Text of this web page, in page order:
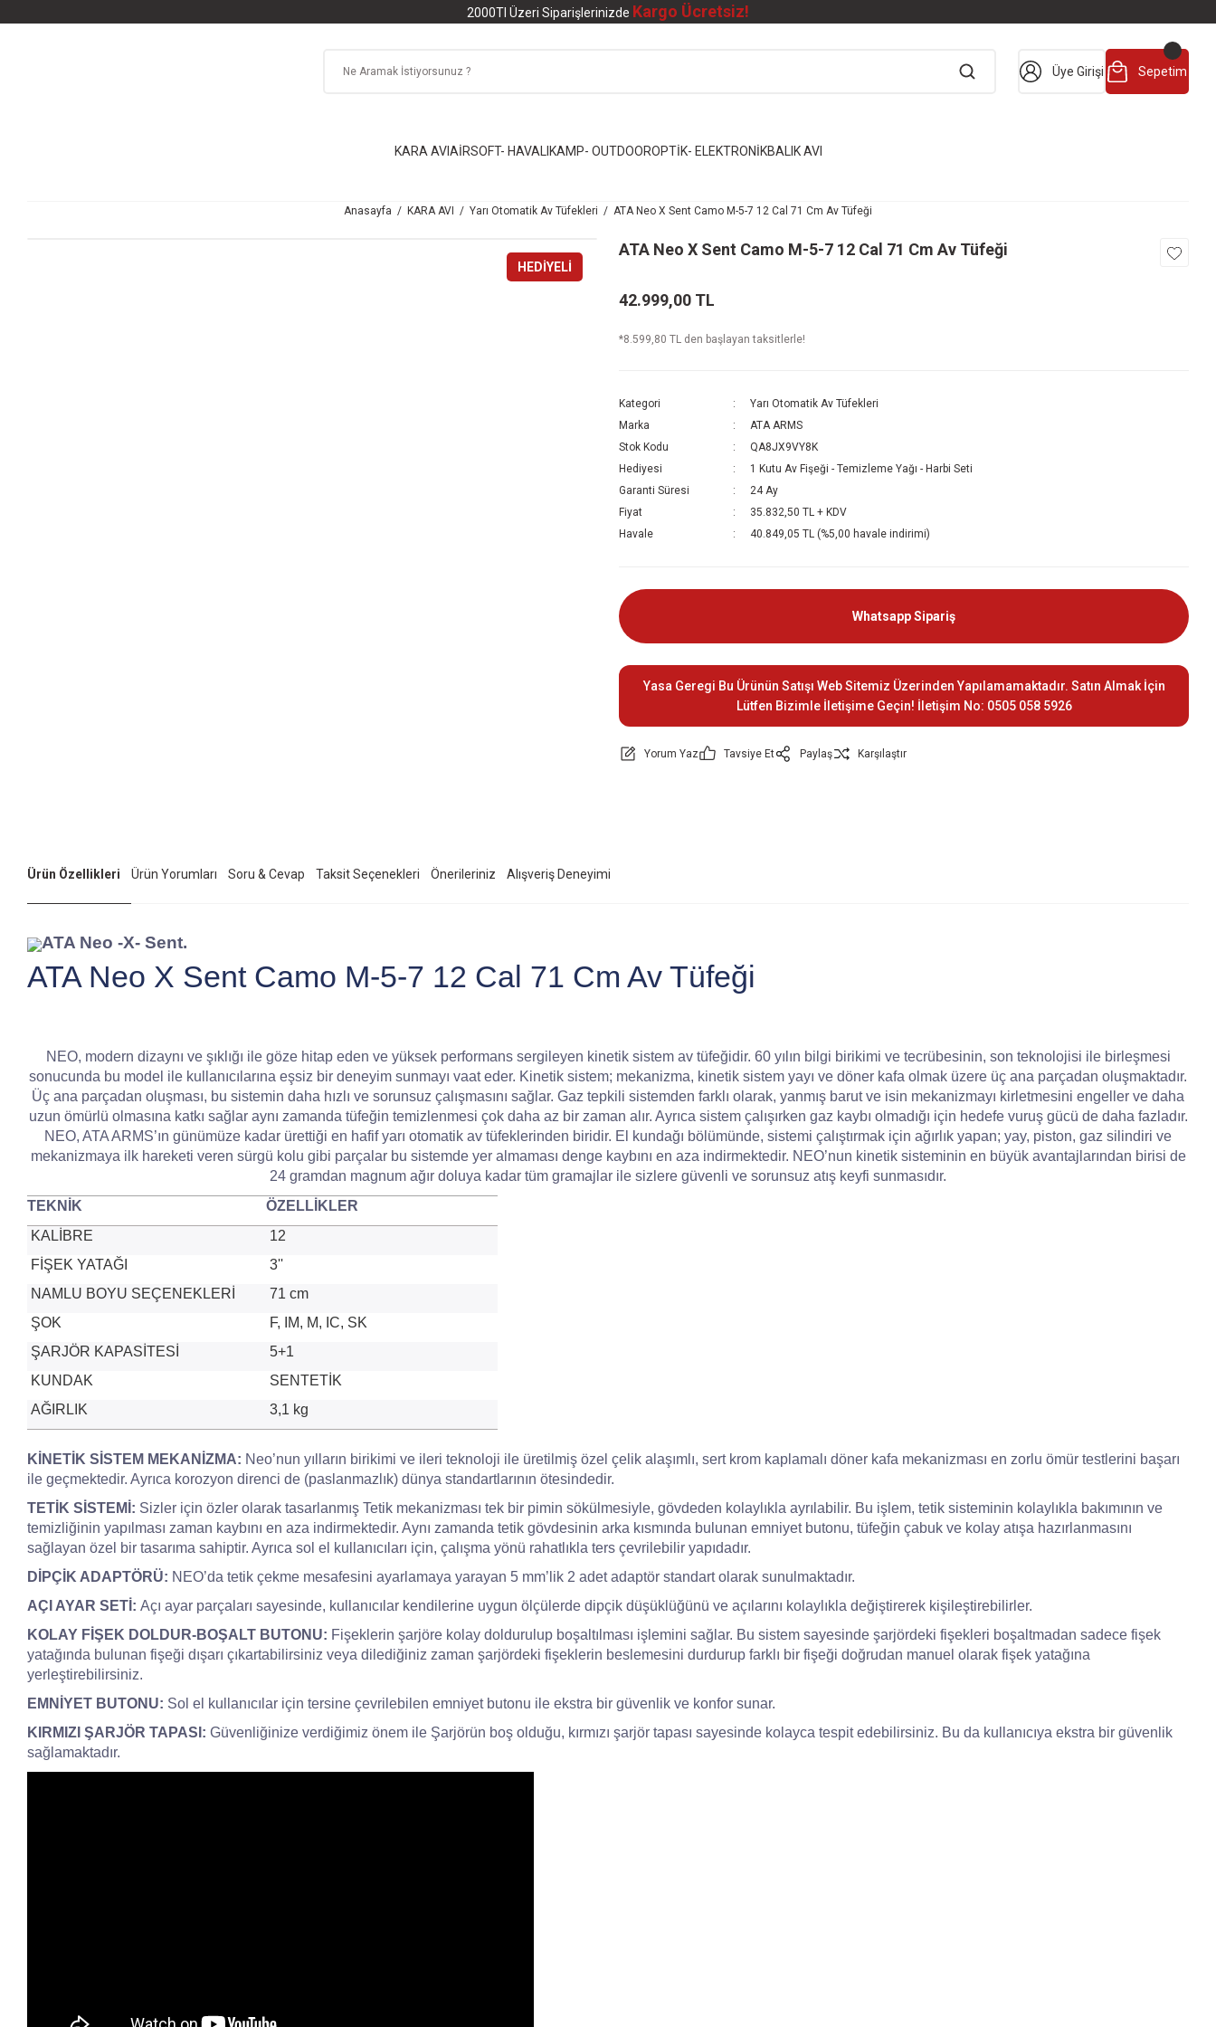
2000Tl Üzeri Siparişlerinizde Kargo Ücretsiz!
Üye Girişi Sepetim
KARA AVIAİRSOFT- HAVALI KAMP- OUTDOOROPTİK- ELEKTRONİKBALIK AVI
Anasayfa KARA AVI Yarı Otomatik Av Tüfekleri ATA Neo X Sent Camo M-5-7 12 Cal 71 Cm Av Tüfeği
HEDİYELİ
ATA Neo X Sent Camo M-5-7 12 Cal 71 Cm Av Tüfeği
42.999,00 TL
*8.599,80 TL den başlayan taksitlerle!
Kategori
Yarı Otomatik Av Tüfekleri
Marka
ATA ARMS
Stok Kodu
QA8JX9VY8K
Hediyesi
1 Kutu Av Fişeği - Temizleme Yağı - Harbi Seti
Garanti Süresi
24 Ay
Fiyat
35.832,50 TL + KDV
Havale
40.849,05 TL (%5,00 havale indirimi)
Whatsapp Sipariş
Yasa Geregi Bu Ürünün Satışı Web Sitemiz Üzerinden Yapılamamaktadır. Satın Almak İçin
Lütfen Bizimle İletişime Geçin! İletişim No: 0505 058 5926
Yorum Yaz Tavsiye Et Paylaş Karşılaştır
Ürün Özellikleri Ürün Yorumları Soru & Cevap Taksit Seçenekleri Önerileriniz Alışveriş Deneyimi
ATA Neo -X- Sent.
ATA Neo X Sent Camo M-5-7 12 Cal 71 Cm Av Tüfeği
NEO, modern dizaynı ve şıklığı ile göze hitap eden ve yüksek performans sergileyen kinetik sistem av tüfeğidir. 60 yılın bilgi birikimi ve tecrübesinin, son teknolojisi ile birleşmesi
sonucunda bu model ile kullanıcılarına eşsiz bir deneyim sunmayı vaat eder. Kinetik sistem; mekanizma, kinetik sistem yayı ve döner kafa olmak üzere üç ana parçadan oluşmaktadır.
Üç ana parçadan oluşması, bu sistemin daha hızlı ve sorunsuz çalışmasını sağlar. Gaz tepkili sistemden farklı olarak, yanmış barut ve isin mekanizmayı kirletmesini engeller ve daha
uzun ömürlü olmasına katkı sağlar aynı zamanda tüfeğin temizlenmesi çok daha az bir zaman alır. Ayrıca sistem çalışırken gaz kaybı olmadığı için hedefe vuruş gücü de daha fazladır.
NEO, ATA ARMS’ın günümüze kadar ürettiği en hafif yarı otomatik av tüfeklerinden biridir. El kundağı bölümünde, sistemi çalıştırmak için ağırlık yapan; yay, piston, gaz silindiri ve
mekanizmaya ilk hareketi veren sürgü kolu gibi parçalar bu sistemde yer almaması denge kaybını en aza indirmektedir. NEO’nun kinetik sisteminin en büyük avantajlarından birisi de
24 gramdan magnum ağır doluya kadar tüm gramajlar ile sizlere güvenli ve sorunsuz atış keyfi sunmasıdır.
TEKNİK
ÖZELLİKLER
KALİBRE
12
FİŞEK YATAĞI
3''
NAMLU BOYU SEÇENEKLERİ
71 cm
ŞOK
F, IM, M, IC, SK
ŞARJÖR KAPASİTESİ
5+1
KUNDAK
SENTETİK
AĞIRLIK
3,1 kg
KİNETİK SİSTEM MEKANİZMA: Neo’nun yılların birikimi ve ileri teknoloji ile üretilmiş özel çelik alaşımlı, sert krom kaplamalı döner kafa mekanizması en zorlu ömür testlerini başarı
ile geçmektedir. Ayrıca korozyon direnci de (paslanmazlık) dünya standartlarının ötesindedir.
TETİK SİSTEMİ: Sizler için özler olarak tasarlanmış Tetik mekanizması tek bir pimin sökülmesiyle, gövdeden kolaylıkla ayrılabilir. Bu işlem, tetik sisteminin kolaylıkla bakımının ve
temizliğinin yapılması zaman kaybını en aza indirmektedir. Aynı zamanda tetik gövdesinin arka kısmında bulunan emniyet butonu, tüfeğin çabuk ve kolay atışa hazırlanmasını
sağlayan özel bir tasarıma sahiptir. Ayrıca sol el kullanıcıları için, çalışma yönü rahatlıkla ters çevrilebilir yapıdadır.
DİPÇİK ADAPTÖRÜ: NEO’da tetik çekme mesafesini ayarlamaya yarayan 5 mm’lik 2 adet adaptör standart olarak sunulmaktadır.
AÇI AYAR SETİ: Açı ayar parçaları sayesinde, kullanıcılar kendilerine uygun ölçülerde dipçik düşüklüğünü ve açılarını kolaylıkla değiştirerek kişileştirebilirler.
KOLAY FİŞEK DOLDUR-BOŞALT BUTONU: Fişeklerin şarjöre kolay doldurulup boşaltılması işlemini sağlar. Bu sistem sayesinde şarjördeki fişekleri boşaltmadan sadece fişek
yatağında bulunan fişeği dışarı çıkartabilirsiniz veya dilediğiniz zaman şarjördeki fişeklerin beslemesini durdurup farklı bir fişeği doğrudan manuel olarak fişek yatağına
yerleştirebilirsiniz.
EMNİYET BUTONU: Sol el kullanıcılar için tersine çevrilebilen emniyet butonu ile ekstra bir güvenlik ve konfor sunar.
KIRMIZI ŞARJÖR TAPASI: Güvenliğinize verdiğimiz önem ile Şarjörün boş olduğu, kırmızı şarjör tapası sayesinde kolayca tespit edebilirsiniz. Bu da kullanıcıya ekstra bir güvenlik
sağlamaktadır.